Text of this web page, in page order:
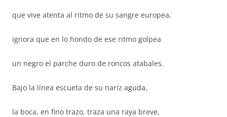
que vive atenta al ritmo de su sangre europea,
ignora que en lo hondo de ese ritmo golpea
un negro el parche duro de roncos atabales.
Bajo la línea escueta de su nariz aguda,
la boca, en fino trazo, traza una raya breve,